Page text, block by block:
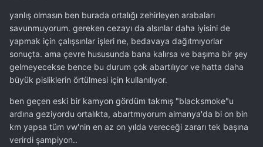
yanlış olmasın ben burada ortalığı zehirleyen arabaları
savunmuyorum. gereken cezayı da alsınlar daha iyisini de
yapmak için çalışsınlar işleri ne, bedavaya dağıtmıyorlar
sonuçta. ama çevre hususunda bana kalırsa ve başıma bir şey
gelmeyecekse bence bu durum çok abartılıyor ve hatta daha
büyük pisliklerin örtülmesi için kullanılıyor.
ben geçen eski bir kamyon gördüm takmış "blacksmoke"u
ardına geziyordu ortalıkta, abartmıyorum almanya'da bi on bin
km yapsa tüm vw'nin en az on yılda vereceği zararı tek başına
verirdi şampiyon..